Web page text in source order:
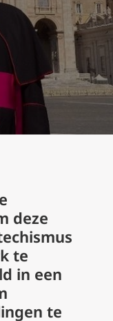
deze
te
in een
te